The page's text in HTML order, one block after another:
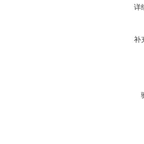
详
补